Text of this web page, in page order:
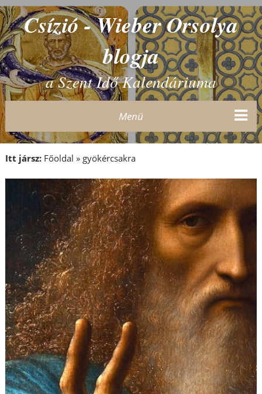
Csízió - Wieber Orsolya
blogja
a Szent Idő Kalendáriuma
Menü
Itt jársz: Főoldal » gyökércsakra